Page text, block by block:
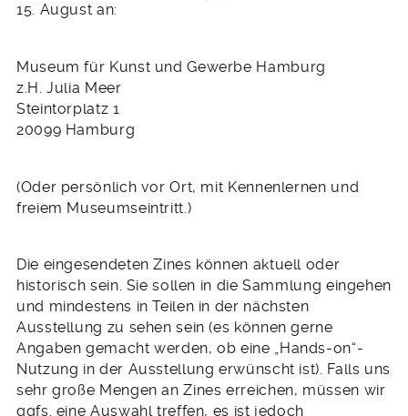
15. August an:
Museum für Kunst und Gewerbe Hamburg
z.H. Julia Meer
Steintorplatz 1
20099 Hamburg
(Oder persönlich vor Ort, mit Kennenlernen und
freiem Museumseintritt.)
Die eingesendeten Zines können aktuell oder
historisch sein. Sie sollen in die Sammlung eingehen
und mindestens in Teilen in der nächsten
Ausstellung zu sehen sein (es können gerne
Angaben gemacht werden, ob eine „Hands-on“-
Nutzung in der Ausstellung erwünscht ist). Falls uns
sehr große Mengen an Zines erreichen, müssen wir
ggfs. eine Auswahl treffen, es ist jedoch